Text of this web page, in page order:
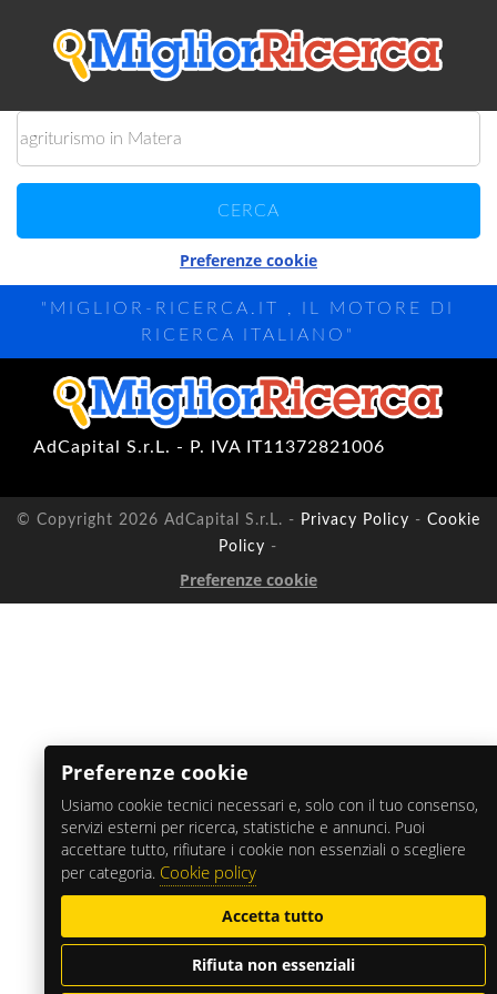
Preferenze cookie
"MIGLIOR-RICERCA.IT , IL MOTORE DI
RICERCA ITALIANO"
AdCapital S.r.L. - P. IVA IT11372821006
© Copyright 2026 AdCapital S.r.L. - Privacy Policy - Cookie
Policy -
Preferenze cookie
Preferenze cookie
Usiamo cookie tecnici necessari e, solo con il tuo consenso,
servizi esterni per ricerca, statistiche e annunci. Puoi
accettare tutto, rifiutare i cookie non essenziali o scegliere
per categoria. Cookie policy
Accetta tutto
Rifiuta non essenziali